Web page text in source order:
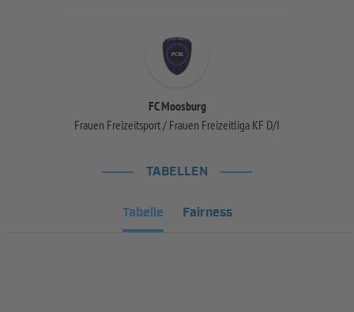
FC Moosburg
Frauen Freizeitsport / Frauen Freizeitliga KF D/I
TABELLEN
Tabelle Fairness